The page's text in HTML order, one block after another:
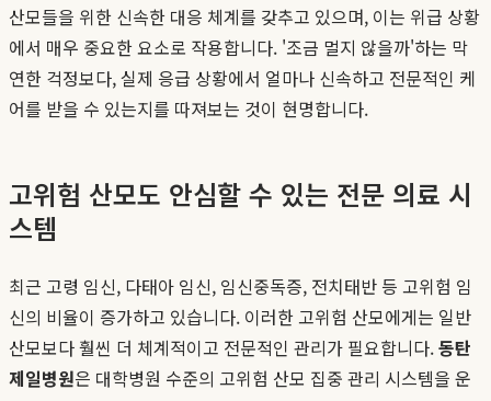
산모들을 위한 신속한 대응 체계를 갖추고 있으며, 이는 위급 상황
에서 매우 중요한 요소로 작용합니다. '조금 멀지 않을까'하는 막
연한 걱정보다, 실제 응급 상황에서 얼마나 신속하고 전문적인 케
어를 받을 수 있는지를 따져보는 것이 현명합니다.
고위험 산모도 안심할 수 있는 전문 의료 시
스템
최근 고령 임신, 다태아 임신, 임신중독증, 전치태반 등 고위험 임
신의 비율이 증가하고 있습니다. 이러한 고위험 산모에게는 일반
산모보다 훨씬 더 체계적이고 전문적인 관리가 필요합니다.동탄
제일병원은 대학병원 수준의 고위험 산모 집중 관리 시스템을 운